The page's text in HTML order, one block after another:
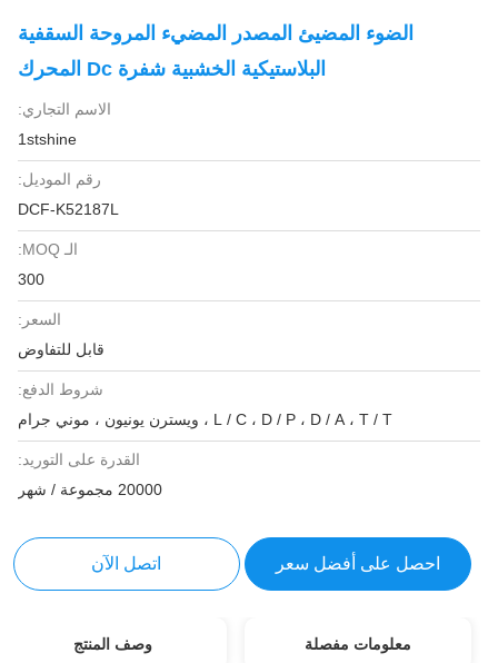
الضوء المضيئ المصدر المضيء المروحة السقفية
البلاستيكية الخشبية شفرة Dc المحرك
الاسم التجاري:
1stshine
رقم الموديل:
DCF-K52187L
الـ MOQ:
300
السعر:
قابل للتفاوض
شروط الدفع:
L / C ، D / P ، D / A ، T / T ، ويسترن يونيون ، موني جرام
القدرة على التوريد:
20000 مجموعة / شهر
احصل على أفضل سعر اتصل الآن
معلومات مفصلة وصف المنتج